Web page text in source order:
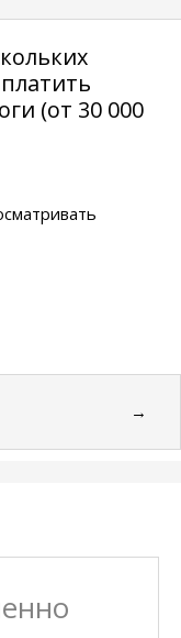
(от 30 000
→